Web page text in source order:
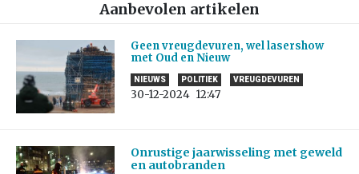
Aanbevolen artikelen
Geen vreugdevuren, wel lasershow
met Oud en Nieuw
NIEUWS POLITIEK VREUGDEVUREN
30-12-2024 12:47
Onrustige jaarwisseling met geweld
en autobranden